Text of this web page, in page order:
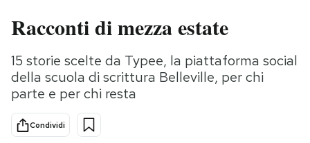
Mondo
Politica
Tecnologia
Internet
Scienza
Cultura
Libri
Consumismi
Storie/Idee
Racconti di mezza estate
15 storie scelte da Typee, la piattaforma social
della scuola di scrittura Belleville, per chi
parte e per chi resta
Condividi